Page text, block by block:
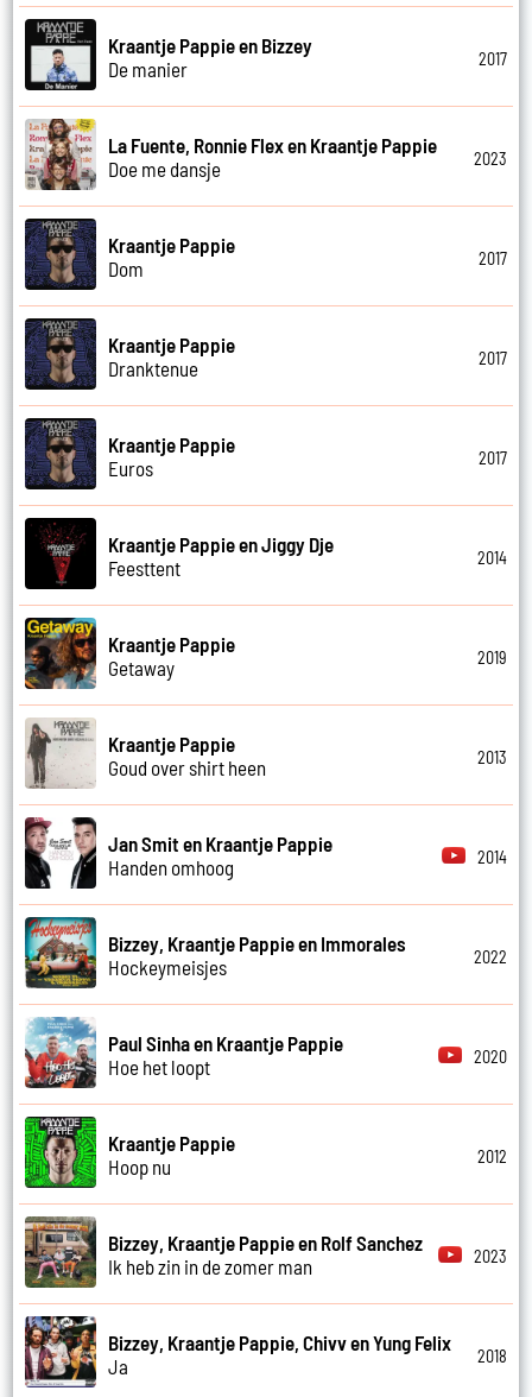
Kraantje Pappie en Bizzey
De manier
2017
La Fuente, Ronnie Flex en Kraantje Pappie
Doe me dansje
2023
Kraantje Pappie
Dom
2017
Kraantje Pappie
Dranktenue
2017
Kraantje Pappie
Euros
2017
Kraantje Pappie en Jiggy Dje
Feesttent
2014
Kraantje Pappie
Getaway
2019
Kraantje Pappie
Goud over shirt heen
2013
Jan Smit en Kraantje Pappie
Handen omhoog
2014
Bizzey, Kraantje Pappie en Immorales
Hockeymeisjes
2022
Paul Sinha en Kraantje Pappie
Hoe het loopt
2020
Kraantje Pappie
Hoop nu
2012
Bizzey, Kraantje Pappie en Rolf Sanchez
Ik heb zin in de zomer man
2023
Bizzey, Kraantje Pappie, Chivv en Yung Felix
Ja
2018